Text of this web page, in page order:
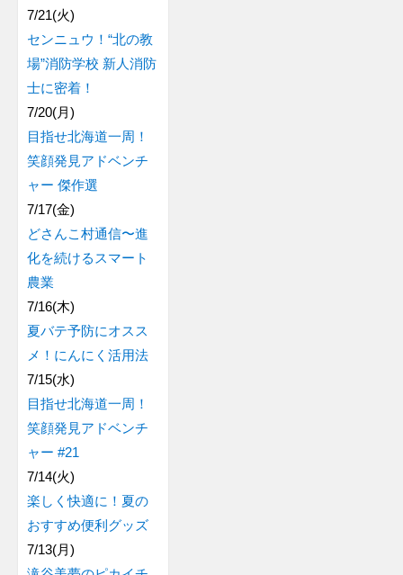
7/21(火)
センニュウ！“北の教
場”消防学校 新人消防
士に密着！
7/20(月)
目指せ北海道一周！
笑顔発見アドベンチ
ャー 傑作選
7/17(金)
どさんこ村通信〜進
化を続けるスマート
農業
7/16(木)
夏バテ予防にオスス
メ！にんにく活用法
7/15(水)
目指せ北海道一周！
笑顔発見アドベンチ
ャー #21
7/14(火)
楽しく快適に！夏の
おすすめ便利グッズ
7/13(月)